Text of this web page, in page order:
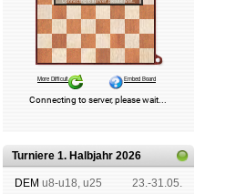
Turniere 1. Halbjahr 2026
DEM u8-u18, u25
23.-31.05.